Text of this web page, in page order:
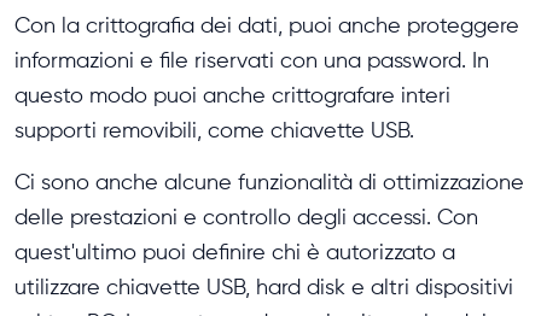
Con la crittografia dei dati, puoi anche proteggere
informazioni e file riservati con una password. In
questo modo puoi anche crittografare interi
supporti removibili, come chiavette USB.
Ci sono anche alcune funzionalità di ottimizzazione
delle prestazioni e controllo degli accessi. Con
quest'ultimo puoi definire chi è autorizzato a
utilizzare chiavette USB, hard disk e altri dispositivi